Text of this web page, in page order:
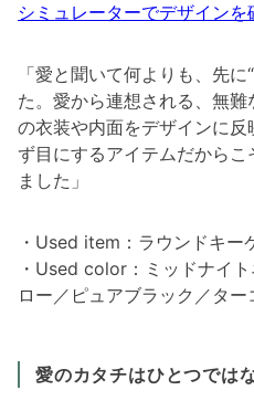
シミュレーターでデザインを
「愛と聞いて何よりも、先
た。愛から連想される、無
の衣装や内面をデザインに
ず目にするアイテムだから
ました」
・Used item：ラウンドキー
・Used color：ミッドナイ
ロー／ピュアブラック／ター
愛のカタチはひとつでは